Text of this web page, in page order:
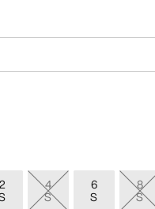
2 4
S
6
S
8
S